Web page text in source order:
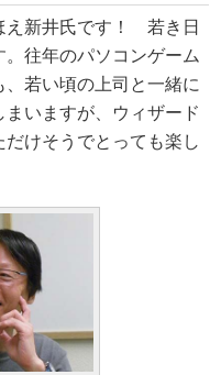
新井氏です！ 若き日
往年のパソコンゲーム
若い頃の上司と一緒に
いますが、ウィザード
けそうでとっても楽し